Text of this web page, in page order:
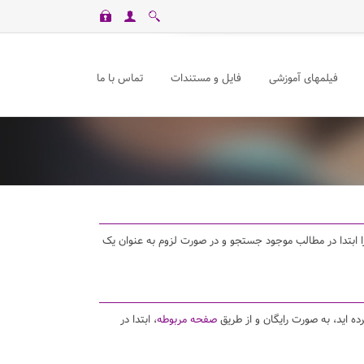
فیلمهای آموزشی فایل و مستندات تماس با ما
را ابتدا در مطالب موجود جستجو و در صورت لزوم به عنوان یک
اید، به صورت رایگان و از طریقصفحه مربوطه، ابتدا در